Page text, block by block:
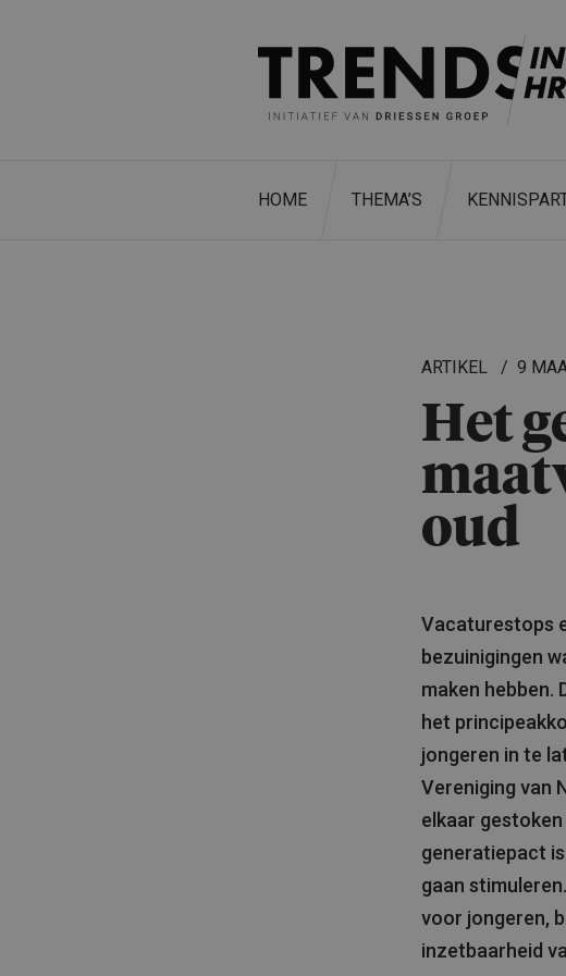
HOME THEMA’S
ARTIKEL 9
Het
oud
Vacaturestops
bezuinigingen
maken hebben.
het
jongeren in te
Vereniging van
elkaar
generatiepact
gaan
voor jongeren,
inzetbaarheid